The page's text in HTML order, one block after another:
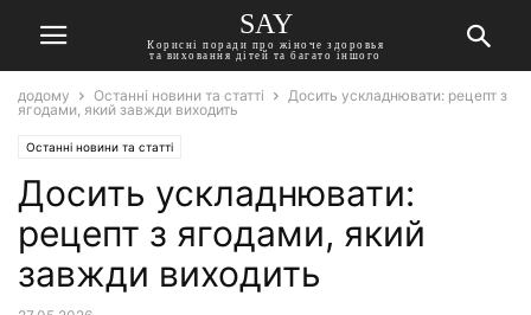
SAY
Корисні поради про жіноче здоровья
та виховання дітей та багато іншого
додому Останні новини та статті
Досить ускладнювати: рецепт з
ягодами, який завжди виходить
Останні новини та статті
Досить ускладнювати:
рецепт з ягодами, який
завжди виходить